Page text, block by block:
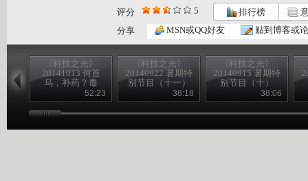
评分 5 排行榜
分享
MSN或QQ好友 贴到博客或
《科技之光》
20141013 何首
乌，补药？毒
52:23
《科技之光》
20140922 暑期特
别节目（十一）
38:18
《科技之光》
20140915 暑期特
别节目（十）
38:06